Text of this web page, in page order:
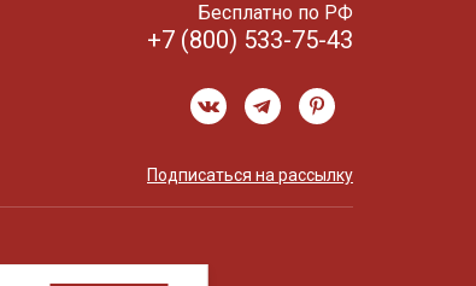
Бесплатно по РФ
+7 (800) 533-75-43
Подписаться на рассылку